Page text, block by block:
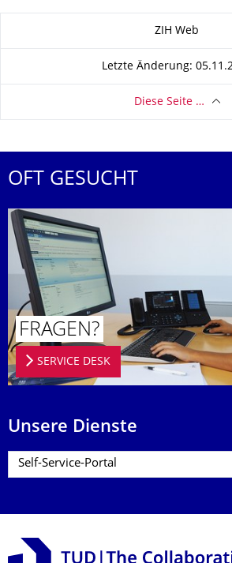
ZIH Web
Letzte Änderung:
Diese Seite …
OFT GESUCHT
FRAGEN?
SERVICE DESK
Unsere Dienste